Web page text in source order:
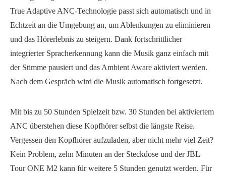
True Adaptive ANC-Technologie passt sich automatisch und in
Echtzeit an die Umgebung an, um Ablenkungen zu eliminieren
und das Hörerlebnis zu steigern. Dank fortschrittlicher
integrierter Spracherkennung kann die Musik ganz einfach mit
der Stimme pausiert und das Ambient Aware aktiviert werden.
Nach dem Gespräch wird die Musik automatisch fortgesetzt.
Mit bis zu 50 Stunden Spielzeit bzw. 30 Stunden bei aktiviertem
ANC überstehen diese Kopfhörer selbst die längste Reise.
Vergessen den Kopfhörer aufzuladen, aber nicht mehr viel Zeit?
Kein Problem, zehn Minuten an der Steckdose und der JBL
Tour ONE M2 kann für weitere 5 Stunden genutzt werden. Für